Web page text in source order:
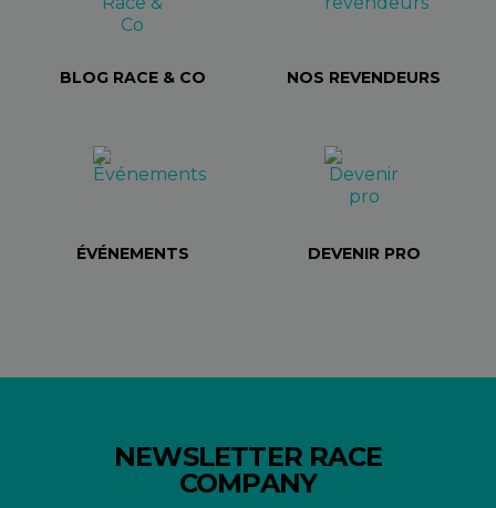
BLOG RACE & CO NOS REVENDEURS
ÉVÉNEMENTS DEVENIR PRO
NEWSLETTER RACE
COMPANY